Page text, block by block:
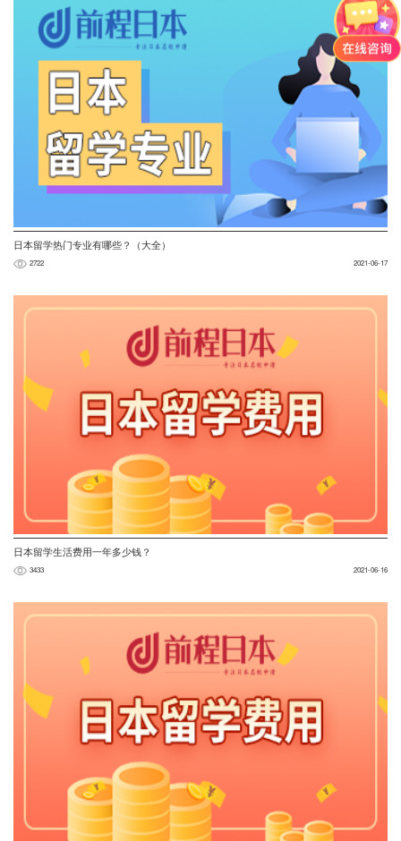
日本留学热门专业有哪些？（大全）
2722 2021-06-17
日本留学生活费用一年多少钱？
3433 2021-06-16